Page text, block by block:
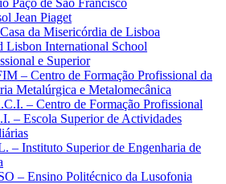
Jean Piaget
da Misericórdia de Lisboa
Lisbon International School
e Superior
– Centro de Formação Profissional da
Metalúrgica e Metalomecânica
– Centro de Formação Profissional
– Escola Superior de Actividades
– Instituto Superior de Engenharia de
– Ensino Politécnico da Lusofonia